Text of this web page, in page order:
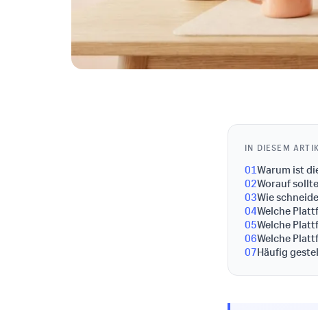
IN DIESEM
01Warum ist
02Worauf
03Wie
04Welche
05Welche
06Welche
07Häufig